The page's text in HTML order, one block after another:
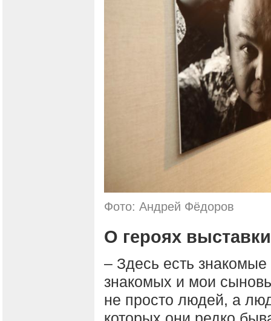
Фото: Андрей Фёдоров
О героях выставки
– Здесь есть
знакомых и мои
не просто людей, а